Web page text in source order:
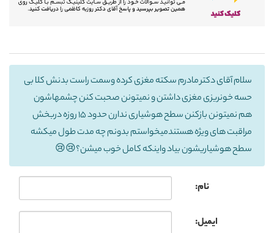
سلام آقای دکتر مادرم سکته مغزی کرده وسمت راست بدنش کلا بی
حسه خونریزی مغزی داشتن و نمیتونن صحبت کنن چشمهاشون
هم نمیتونن بازکنن سطح هوشیاری ندارن حدود ۱۵ روزه دربخش
مراقبت های ویژه هستندمیخواستم بدونم چه مدت طول میکشه
سطح هوشیاریشون بیاد واینکه کامل خوب میشن؟😢😢
نام:
ایمیل: